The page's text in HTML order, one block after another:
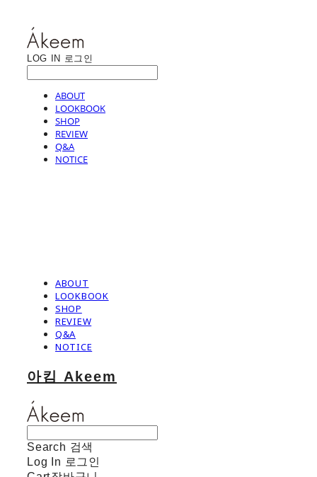
LOG IN 로그인
ABOUT
LOOKBOOK
SHOP
REVIEW
Q&A
NOTICE
ABOUT
LOOKBOOK
SHOP
REVIEW
Q&A
NOTICE
아킴 Akeem
Search 검색
Log In 로그인